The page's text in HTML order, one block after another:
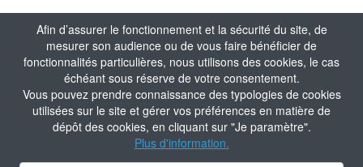
Afin d’assurer le fonctionnement et la sécurité du site, de
mesurer son audience ou de vous faire bénéficier de
fonctionnalités particulières, nous utilisons des cookies, le cas
échéant sous réserve de votre consentement.
Vous pouvez prendre connaissance des typologies de cookies
utilisées sur le site et gérer vos préférences en matière de
dépôt des cookies, en cliquant sur "Je paramètre".
Plus d'information.